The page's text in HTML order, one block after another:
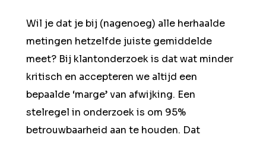
Wil je dat je bij (nagenoeg) alle herhaalde
metingen hetzelfde juiste gemiddelde
meet? Bij klantonderzoek is dat wat minder
kritisch en accepteren we altijd een
bepaalde ‘marge’ van afwijking. Een
stelregel in onderzoek is om 95%
betrouwbaarheid aan te houden. Dat